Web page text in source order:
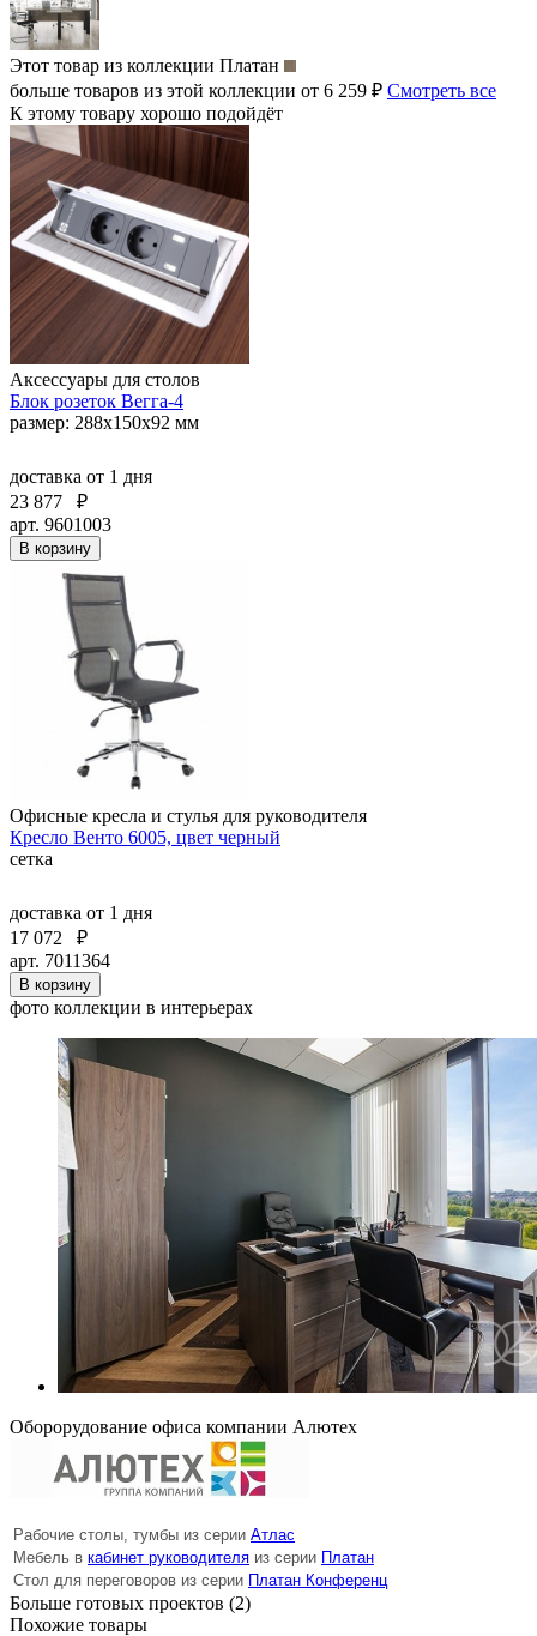
Этот товар из коллекции Платан
больше товаров из этой коллекции от 6 259 ₽ Смотреть все
К этому товару хорошо подойдёт
Аксессуары для столов
Блок розеток Вегга-4
размер: 288х150х92 мм
доставка от 1 дня
23 877
₽
арт. 9601003
В корзину
Офисные кресла и стулья для руководителя
Кресло Венто 6005, цвет черный
сетка
доставка от 1 дня
17 072
₽
арт. 7011364
В корзину
фото коллекции в интерьерах
Оборорудование офиса компании Алютех
Рабочие столы, тумбы из серии Атлас
Мебель в кабинет руководителя из серии Платан
Стол для переговоров из серии Платан Конференц
Больше готовых проектов (2)
Похожие товары